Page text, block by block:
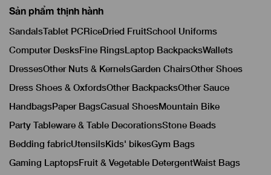
Sản phẩm thịnh hành
SandalsTablet PCRiceDried FruitSchool Uniforms
Computer DesksFine RingsLaptop BackpacksWallets
DressesOther Nuts & KernelsGarden ChairsOther Shoes
Dress Shoes & OxfordsOther BackpacksOther Sauce
HandbagsPaper BagsCasual ShoesMountain Bike
Party Tableware & Table DecorationsStone Beads
Bedding fabricUtensilsKids' bikesGym Bags
Gaming LaptopsFruit & Vegetable DetergentWaist Bags